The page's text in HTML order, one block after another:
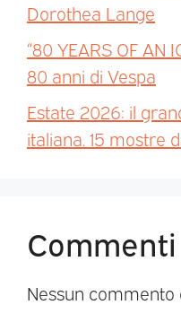
Dorothea Lange
“80 YEARS OF AN
80 anni di Vespa
Estate 2026: il
italiana. 15 mostre
Nessun commento